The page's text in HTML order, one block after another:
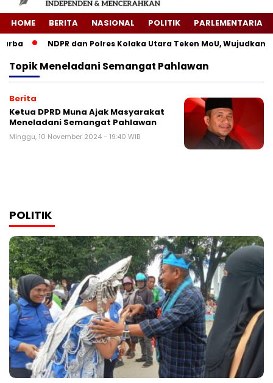
HOME BERITA NASIONAL POLITIK PARLEMENTARIA
NDPR dan Polres Kolaka Utara Teken MoU, Wujudkan
TopikMeneladani Semangat Pahlawan
Berita
Ketua DPRD Muna Ajak Masyarakat
Meneladani Semangat Pahlawan
Minggu, 10 November 2024 - 19:40 WIB
POLITIK